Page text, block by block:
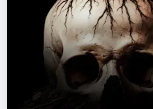
Рейтинги